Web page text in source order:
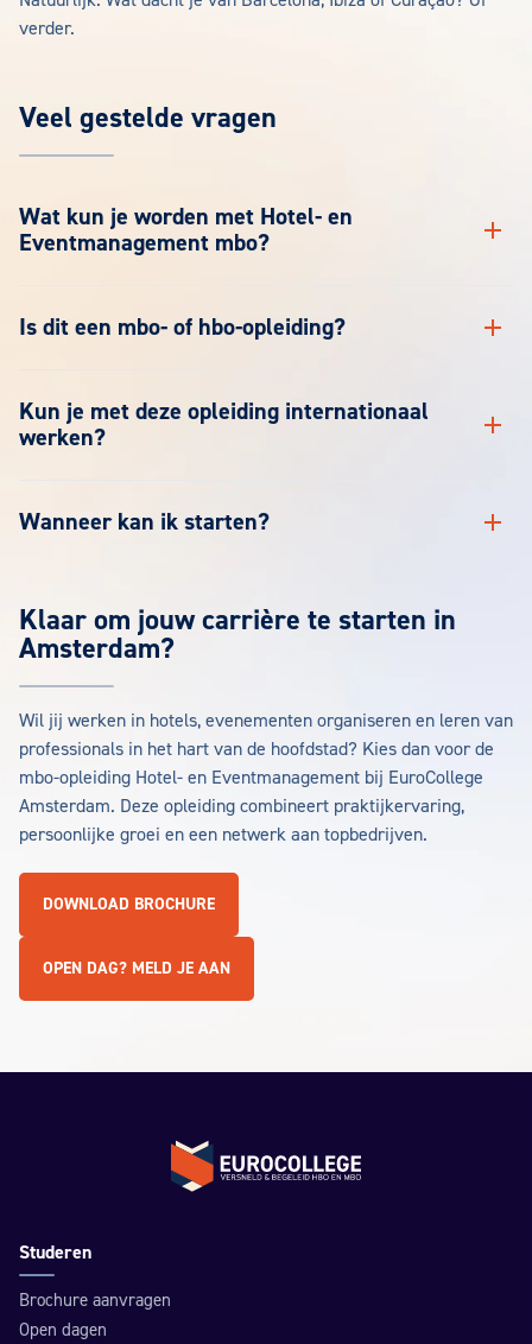
verder.
Veel gestelde vragen
Wat kun je worden met Hotel- en
Eventmanagement mbo?
Is dit een mbo- of hbo-opleiding?
Kun je met deze opleiding internationaal
werken?
Wanneer kan ik starten?
Klaar om jouw carrière te starten in
Amsterdam?
Wil jij werken in hotels, evenementen organiseren en leren van
professionals in het hart van de hoofdstad? Kies dan voor de
mbo-opleiding Hotel- en Eventmanagement bij EuroCollege
Amsterdam. Deze opleiding combineert praktijkervaring,
persoonlijke groei en een netwerk aan topbedrijven.
DOWNLOAD BROCHURE
OPEN DAG? MELD JE AAN
Terug naar de homepage
Studeren
Brochure aanvragen
Open dagen